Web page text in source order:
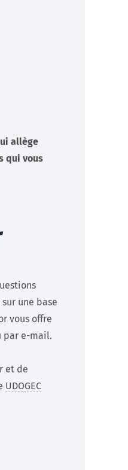
allège
qui vous
une base
vous offre
par e-mail.
et de
UDOGEC